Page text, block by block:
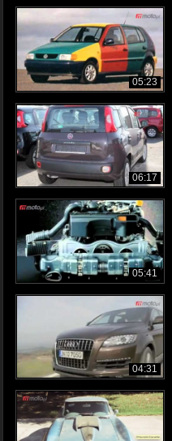
05:23
06:17
05:41
04:31